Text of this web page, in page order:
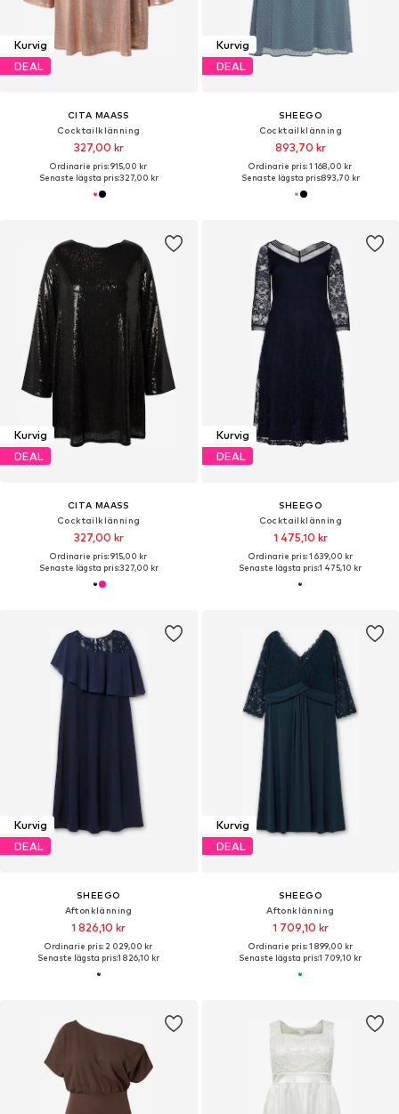
Kurvig
DEAL
CITA MAASS
Cocktailklänning
327,00 kr
Ordinarie pris: 915,00 kr
Senaste lägsta pris:327,00 kr
Kurvig
DEAL
SHEEGO
Cocktailklänning
893,70 kr
Ordinarie pris: 1 168,00 kr
Senaste lägsta pris:893,70 kr
Kurvig
DEAL
CITA MAASS
Cocktailklänning
327,00 kr
Ordinarie pris: 915,00 kr
Senaste lägsta pris:327,00 kr
Kurvig
DEAL
SHEEGO
Cocktailklänning
1 475,10 kr
Ordinarie pris: 1 639,00 kr
Senaste lägsta pris:1 475,10 kr
Kurvig
DEAL
SHEEGO
Aftonklänning
1 826,10 kr
Ordinarie pris: 2 029,00 kr
Senaste lägsta pris:1 826,10 kr
Kurvig
DEAL
SHEEGO
Aftonklänning
1 709,10 kr
Ordinarie pris: 1 899,00 kr
Senaste lägsta pris:1 709,10 kr